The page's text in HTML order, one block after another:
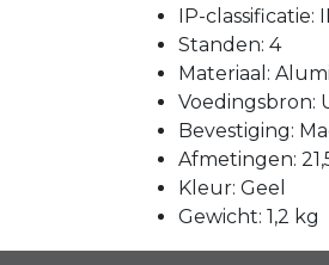
IP-classificatie:
Standen: 4
Materiaal:
Voedingsbron:
Bevestiging:
Afmetingen:
Kleur: Geel
Gewicht: 1,2 kg